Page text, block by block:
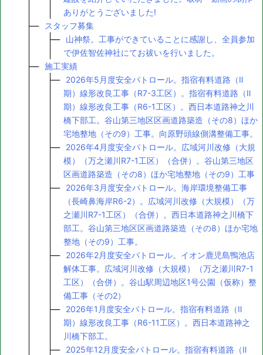
ありがとうございました!
スタッフ募集
山神祭。工事ができていることに感謝し、全員参加
で伊佐智佐神社にてお祓いを行いました。
施工実績
2026年5月度安全パトロール。指宿有料道路（Ⅱ
期）線形改良工事（R7-3工区）。指宿有料道路（Ⅱ
期）線形改良工事（R6-1工区）。西日本道路神之川
橋下部工。谷山第三地区区画道路築造（その8）ほか
宅地整地（その9）工事。向原野頭線側溝整備工事。
2026年4月度安全パトロール。広域河川改修（大規
模）（万之瀬川R7-1工区）（合併）。谷山第三地区
区画道路築造（その8）ほか宅地整地（その9）工事
2026年3月度安全パトロール。海岸環境整備工事
（長崎鼻海岸R6-2）。広域河川改修（大規模）（万
之瀬川R7-1工区）（合併）。西日本道路神之川橋下
部工。谷山第三地区区画道路築造（その8）ほか宅地
整地（その9）工事。
2026年2月度安全パトロール。イオン鹿児島鴨池店
解体工事。広域河川改修（大規模）（万之瀬川R7-1
工区）（合併）。谷山駅周辺地区1号公園（仮称）整
備工事（その2）
2026年1月度安全パトロール。指宿有料道路（Ⅱ
期）線形改良工事（R6-11工区）。西日本道路神之
川橋下部工。
2025年12月度安全パトロール。指宿有料道路（Ⅱ